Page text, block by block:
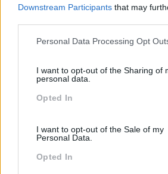
Downstream Participants that may
Please note that this website/app uses
not limited to your visit or usage
grant or deny consent to Google and
use your data for below specified
Personal Data Processing Opt
I want to opt-out of the Sharing of
personal data.
Opted In
I want to opt-out of the Sale of my
Personal Data.
Opted In
Aumento e atualização das
utilizar assessments para
competências e processos de
como poderá implementar políticas